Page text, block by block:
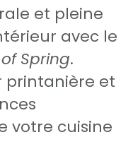
et pleine
avec le
Spring.
printanière et
votre cuisine